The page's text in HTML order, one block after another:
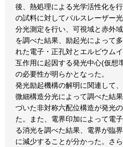
後、熱処理による光学活性化を
の試料に対してパルスレーザー
分光測定を行い、可視域と赤外
を調べた結果、励起光によって
れた電子・正孔対とエルビウム
互作用に起因する発光中心(仮想
の必要性が明らかとなった。
発光励起機構の解明に関連して
微細構造分光によって調べた結
づいた非対称六配位構造が発光
た。また、電界印加によって電
る消光を調べた結果、電界が臨
に減少することが分かった。さ